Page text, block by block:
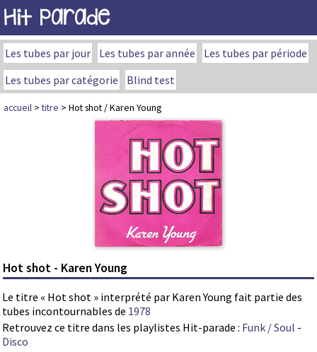
Hit Parade
Les tubes par jour Les tubes par année
Les tubes par période
Les tubes par catégorie
Blind test
accueil >titre > Hot shot / Karen Young
Hot shot - Karen Young
Le titre « Hot shot » interprété par Karen Young fait partie des
tubes incontournables de 1978
Retrouvez ce titre dans les playlistes Hit-parade : Funk / Soul -
Disco